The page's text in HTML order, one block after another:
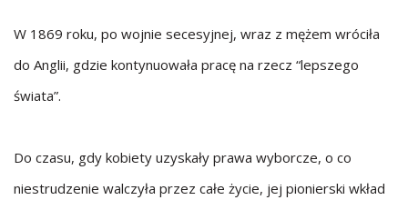
W 1869 roku, po wojnie secesyjnej, wraz z mężem wróciła
do Anglii, gdzie kontynuowała pracę na rzecz “lepszego
świata”.
Do czasu, gdy kobiety uzyskały prawa wyborcze, o co
niestrudzenie walczyła przez całe życie, jej pionierski wkład